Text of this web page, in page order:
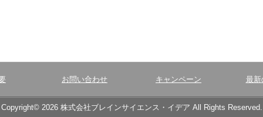
お問い合わせ キャンペーン 最新
Copyright© 2026 株式会社ブレインサイエンス・イデア All Rights Reserved.